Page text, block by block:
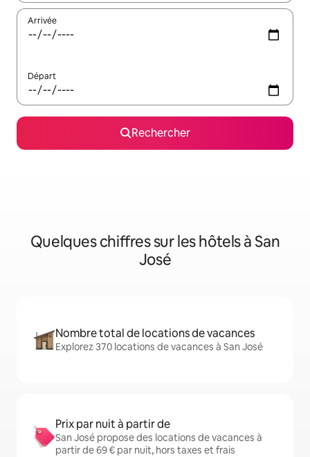
Arrivée
Départ
Rechercher
Quelques chiffres sur les hôtels à San
José
Nombre total de locations de vacances
Explorez 370 locations de vacances à San José
Prix par nuit à partir de
San José propose des locations de vacances à
partir de 69 € par nuit, hors taxes et frais